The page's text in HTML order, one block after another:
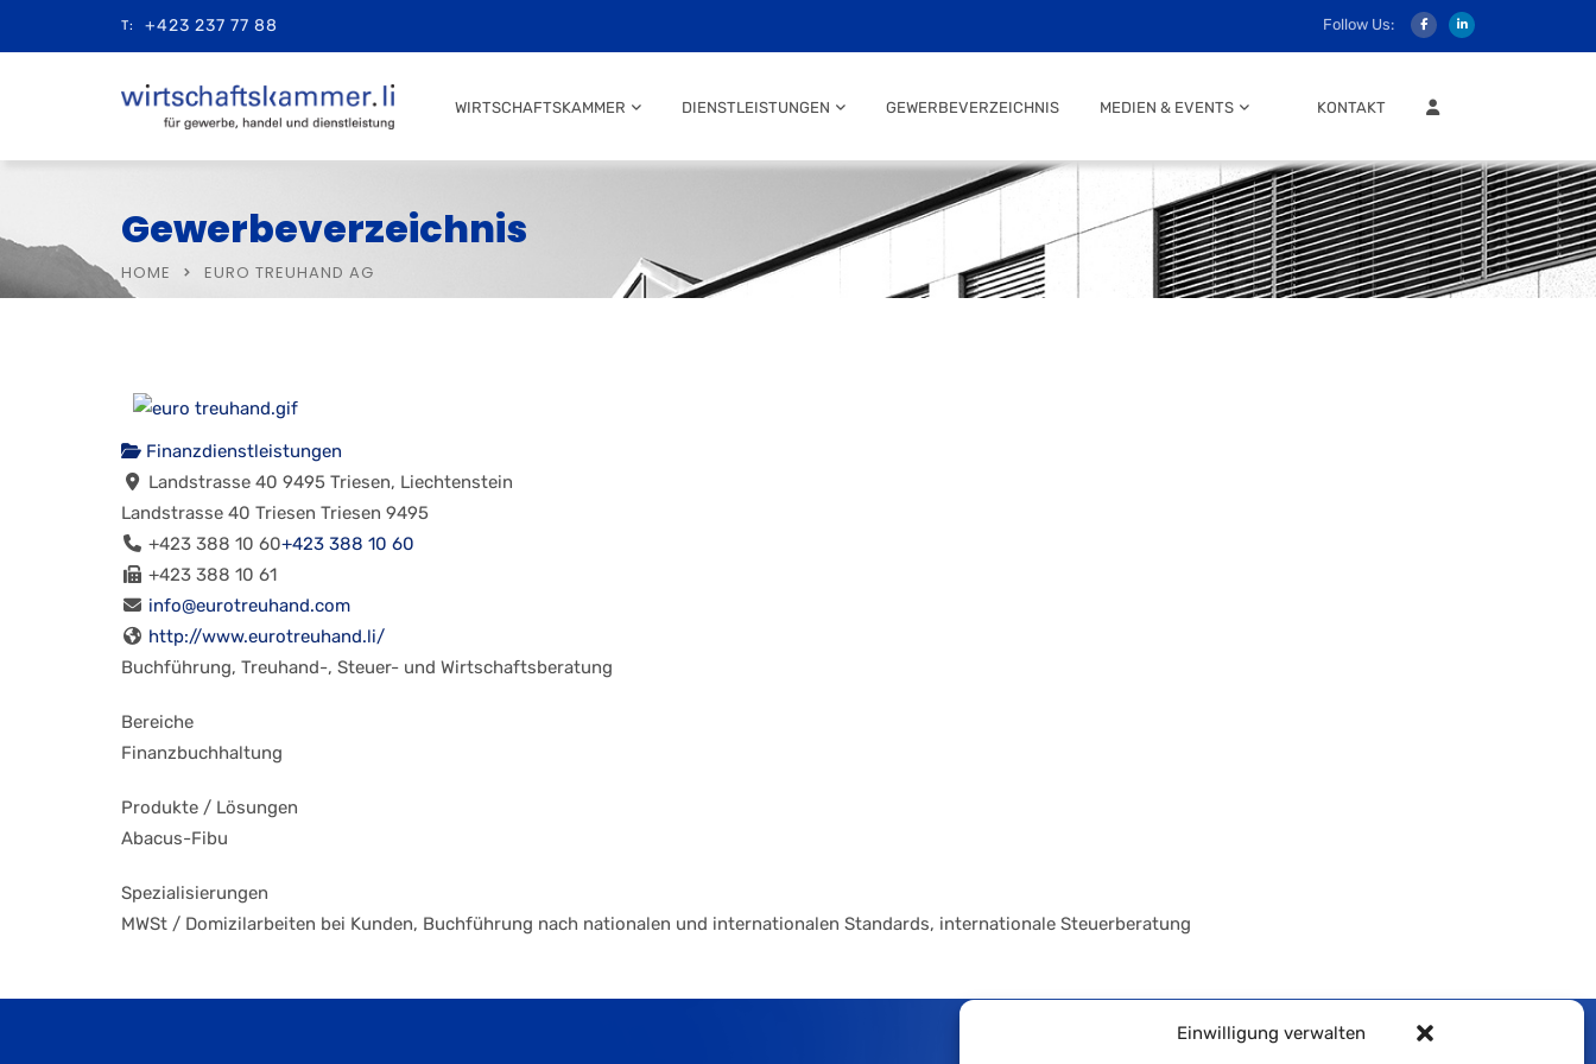
Einwilligung verwalten
T: +423 237 77 88 Follow Us:
WIRTSCHAFTSKAMMER DIENSTLEISTUNGEN GEWERBEVERZEICHNIS MEDIEN & EVENTS KONTAKT MITGLIEDER LOGIN
Gewerbeverzeichnis
HOME EURO TREUHAND AG
Finanzdienstleistungen
Landstrasse 40 9495 Triesen, Liechtenstein
Landstrasse 40 Triesen Triesen 9495
+423 388 10 60+423 388 10 60
+423 388 10 61
info@eurotreuhand.com
http://www.eurotreuhand.li/
Buchführung, Treuhand-, Steuer- und Wirtschaftsberatung
Bereiche
Finanzbuchhaltung
Produkte / Lösungen
Abacus-Fibu
Spezialisierungen
MWSt / Domizilarbeiten bei Kunden, Buchführung nach nationalen und internationalen Standards, internationale Steuerberatung